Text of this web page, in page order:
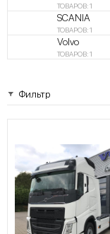
ТОВАРОВ: 1
SCANIA
ТОВАРОВ: 1
Volvo
ТОВАРОВ: 1
Фильтр